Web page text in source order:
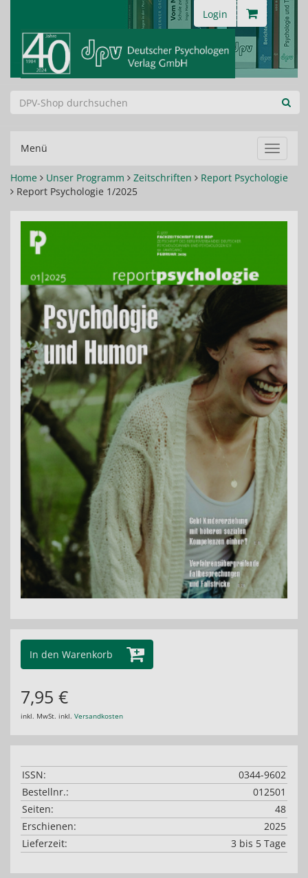
Login
Menü
ein-/
Home
Unser Programm Zeitschriften
Report Psychologie
Report Psychologie 1/2025
In den Warenkorb
7,95 €
inkl. MwSt. inkl. Versandkosten
ISSN:
0344-9602
Bestellnr.:
012501
Seiten:
48
Erschienen:
2025
Lieferzeit:
3 bis 5 Tage